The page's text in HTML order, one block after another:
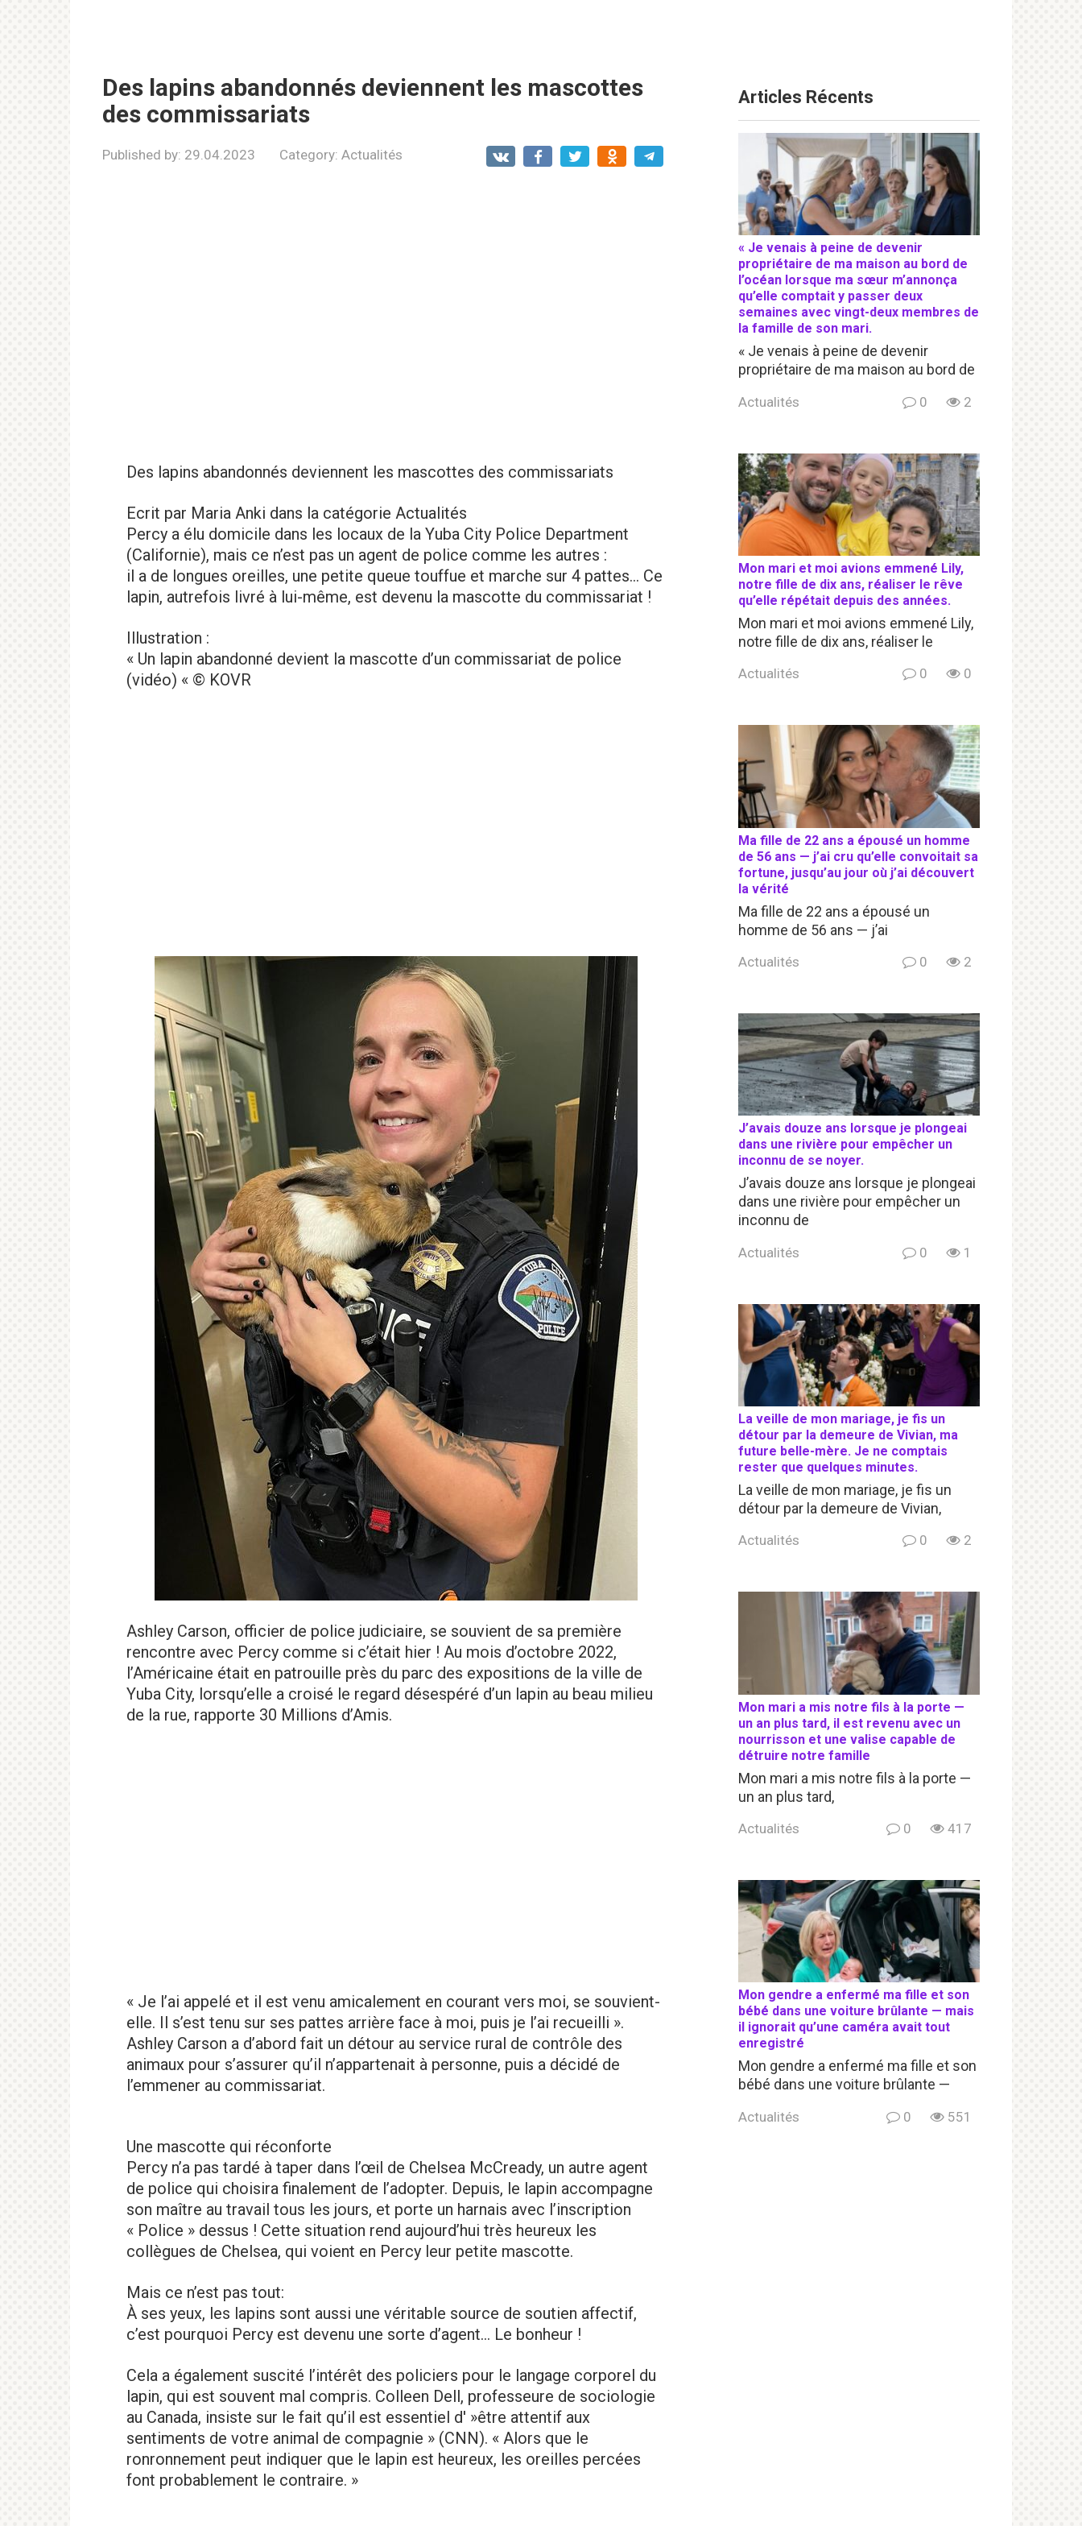
Des lapins abandonnés deviennent les mascottes
des commissariats
Published by: 29.04.2023 Category: Actualités
Des lapins abandonnés deviennent les mascottes des commissariats
Ecrit par Maria Anki dans la catégorie Actualités
Percy a élu domicile dans les locaux de la Yuba City Police Department
(Californie), mais ce n’est pas un agent de police comme les autres :
il a de longues oreilles, une petite queue touffue et marche sur 4 pattes… Ce
lapin, autrefois livré à lui-même, est devenu la mascotte du commissariat !
Illustration :
« Un lapin abandonné devient la mascotte d’un commissariat de police
(vidéo) « © KOVR
Ashley Carson, officier de police judiciaire, se souvient de sa première
rencontre avec Percy comme si c’était hier ! Au mois d’octobre 2022,
l’Américaine était en patrouille près du parc des expositions de la ville de
Yuba City, lorsqu’elle a croisé le regard désespéré d’un lapin au beau milieu
de la rue, rapporte 30 Millions d’Amis.
« Je l’ai appelé et il est venu amicalement en courant vers moi, se souvient-
elle. Il s’est tenu sur ses pattes arrière face à moi, puis je l’ai recueilli ».
Ashley Carson a d’abord fait un détour au service rural de contrôle des
animaux pour s’assurer qu’il n’appartenait à personne, puis a décidé de
l’emmener au commissariat.
Une mascotte qui réconforte
Percy n’a pas tardé à taper dans l’œil de Chelsea McCready, un autre agent
de police qui choisira finalement de l’adopter. Depuis, le lapin accompagne
son maître au travail tous les jours, et porte un harnais avec l’inscription
« Police » dessus ! Cette situation rend aujourd’hui très heureux les
collègues de Chelsea, qui voient en Percy leur petite mascotte.
Mais ce n’est pas tout:
À ses yeux, les lapins sont aussi une véritable source de soutien affectif,
c’est pourquoi Percy est devenu une sorte d’agent… Le bonheur !
Cela a également suscité l’intérêt des policiers pour le langage corporel du
lapin, qui est souvent mal compris. Colleen Dell, professeure de sociologie
au Canada, insiste sur le fait qu’il est essentiel d' »être attentif aux
sentiments de votre animal de compagnie » (CNN). « Alors que le
ronronnement peut indiquer que le lapin est heureux, les oreilles percées
font probablement le contraire. »
Articles Récents
« Je venais à peine de devenir
propriétaire de ma maison au bord de
l’océan lorsque ma sœur m’annonça
qu’elle comptait y passer deux
semaines avec vingt-deux membres de
la famille de son mari.
« Je venais à peine de devenir
propriétaire de ma maison au bord de
Actualités 0 2
Mon mari et moi avions emmené Lily,
notre fille de dix ans, réaliser le rêve
qu’elle répétait depuis des années.
Mon mari et moi avions emmené Lily,
notre fille de dix ans, réaliser le
Actualités 0 0
Ma fille de 22 ans a épousé un homme
de 56 ans — j’ai cru qu’elle convoitait sa
fortune, jusqu’au jour où j’ai découvert
la vérité
Ma fille de 22 ans a épousé un
homme de 56 ans — j’ai
Actualités 0 2
J’avais douze ans lorsque je plongeai
dans une rivière pour empêcher un
inconnu de se noyer.
J’avais douze ans lorsque je plongeai
dans une rivière pour empêcher un
inconnu de
Actualités 0 1
La veille de mon mariage, je fis un
détour par la demeure de Vivian, ma
future belle-mère. Je ne comptais
rester que quelques minutes.
La veille de mon mariage, je fis un
détour par la demeure de Vivian,
Actualités 0 2
Mon mari a mis notre fils à la porte —
un an plus tard, il est revenu avec un
nourrisson et une valise capable de
détruire notre famille
Mon mari a mis notre fils à la porte —
un an plus tard,
Actualités 0 417
Mon gendre a enfermé ma fille et son
bébé dans une voiture brûlante — mais
il ignorait qu’une caméra avait tout
enregistré
Mon gendre a enfermé ma fille et son
bébé dans une voiture brûlante —
Actualités 0 551